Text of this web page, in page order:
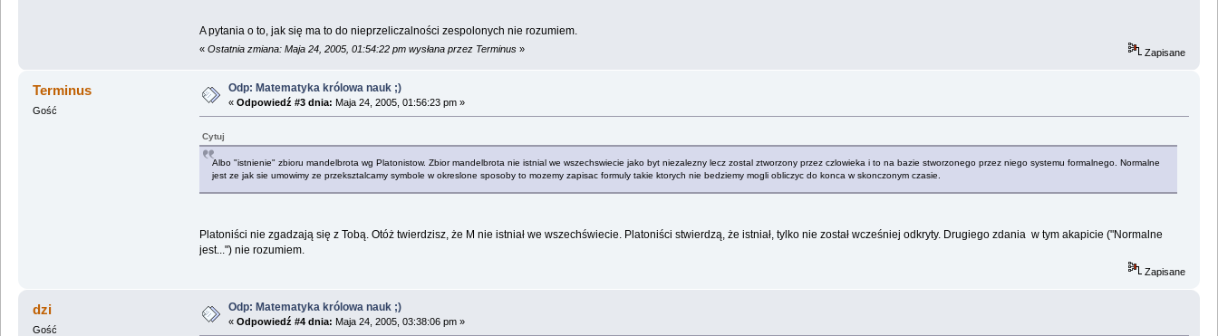
A pytania o to, jak się ma to do nieprzeliczalności zespolonych nie rozumiem.
« Ostatnia zmiana: Maja 24, 2005, 01:54:22 pm wysłana przez Terminus» Zapisane
Terminus
Gość
Odp: Matematyka królowa nauk ;)
« Odpowiedź #3 dnia: Maja 24, 2005, 01:56:23 pm »
Cytuj
Albo "istnienie" zbioru mandelbrota wg Platonistow. Zbior mandelbrota nie istnial we wszechswiecie jako byt niezalezny lecz zostal ztworzony przez czlowieka i to na bazie stworzonego przez niego systemu formalnego. Normalne
jest ze jak sie umowimy ze przeksztalcamy symbole w okreslone sposoby to mozemy zapisac formuly takie ktorych nie bedziemy mogli obliczyc do konca w skonczonym czasie.
Platoniści nie zgadzają się z Tobą. Otóż twierdzisz, że M nie istniał we wszechświecie. Platoniści stwierdzą, że istniał, tylko nie został wcześniej odkryty. Drugiego zdania w tym akapicie ("Normalne
jest...") nie rozumiem.
Zapisane
dzi
Gość
Odp: Matematyka królowa nauk ;)
« Odpowiedź #4 dnia: Maja 24, 2005, 03:38:06 pm »